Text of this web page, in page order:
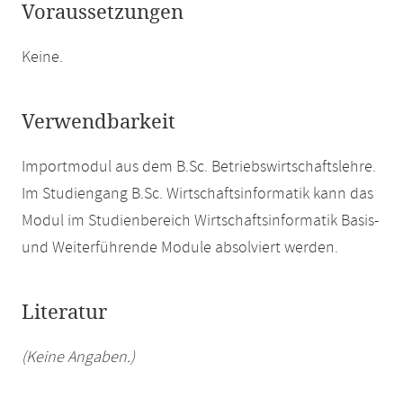
Voraussetzungen
Keine.
Verwendbarkeit
Importmodul aus dem B.Sc. Betriebswirtschaftslehre.
Im Studiengang B.Sc. Wirtschaftsinformatik kann das
Modul im Studienbereich Wirtschaftsinformatik Basis-
und Weiterführende Module absolviert werden.
Literatur
(Keine Angaben.)